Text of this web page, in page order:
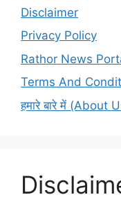
Disclaimer
Privacy Policy
Rathor News
Terms And
हमारे बारे में (About